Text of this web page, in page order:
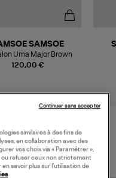
120,00 €
SAMSOE
Uma Major Brown
similaires à des fins de
en collaboration avec des
vos choix via « Paramétrer »,
ou refuser ceux non strictement
savoir plus sur l’utilisation de
Continuer sans accepter